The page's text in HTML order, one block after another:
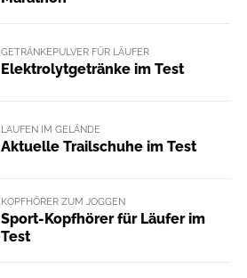
GETRÄNKEPULVER FÜR LÄUFER
Elektrolytgetränke im Test
LAUFEN IM GELÄNDE
Aktuelle Trailschuhe im Test
KOPFHÖRER ZUM JOGGEN
Sport-Kopfhörer für Läufer im
Test